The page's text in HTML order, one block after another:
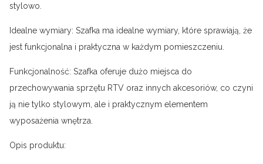
stylowo.
Idealne wymiary: Szafka ma idealne wymiary, które sprawiają, że
jest funkcjonalna i praktyczna w każdym pomieszczeniu.
Funkcjonalność: Szafka oferuje dużo miejsca do
przechowywania sprzętu RTV oraz innych akcesoriów, co czyni
ją nie tylko stylowym, ale i praktycznym elementem
wyposażenia wnętrza.
Opis produktu: